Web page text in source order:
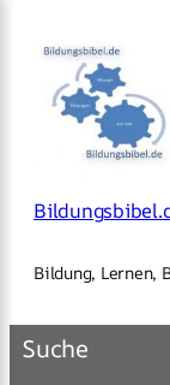
Inhalt
springen
Bildung, Lernen,
Suche